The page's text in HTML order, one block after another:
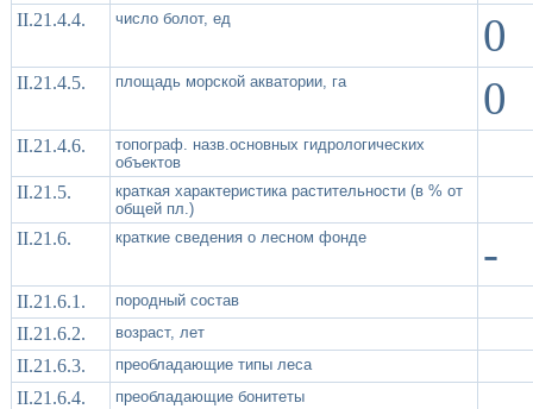
II.21.4.4. число болот, ед 0
II.21.4.5. площадь морской акватории, га 0
II.21.4.6.
топограф. назв.основных гидрологических
объектов
II.21.5.
краткая характеристика растительности (в % от
общей пл.)
II.21.6. краткие сведения о лесном фонде -
II.21.6.1. породный состав
II.21.6.2. возраст, лет
II.21.6.3. преобладающие типы леса
II.21.6.4. преобладающие бонитеты